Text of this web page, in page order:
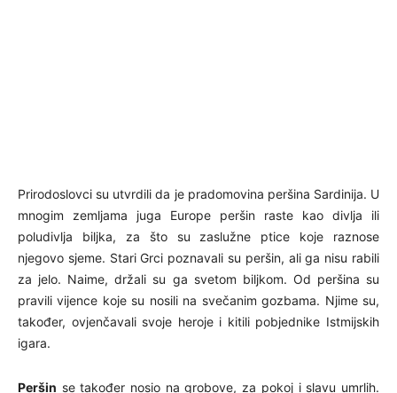
Prirodoslovci su utvrdili da je pradomovina peršina Sardinija. U
mnogim zemljama juga Europe peršin raste kao divlja ili
poludivlja biljka, za što su zaslužne ptice koje raznose
njegovo sjeme. Stari Grci poznavali su peršin, ali ga nisu rabili
za jelo. Naime, držali su ga svetom biljkom. Od peršina su
pravili vijence koje su nosili na svečanim gozbama. Njime su,
također, ovjenčavali svoje heroje i kitili pobjednike Istmijskih
igara.
Peršin se također nosio na grobove, za pokoj i slavu umrlih.